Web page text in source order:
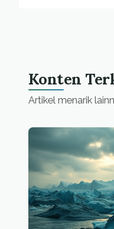
Konten
Artikel menarik